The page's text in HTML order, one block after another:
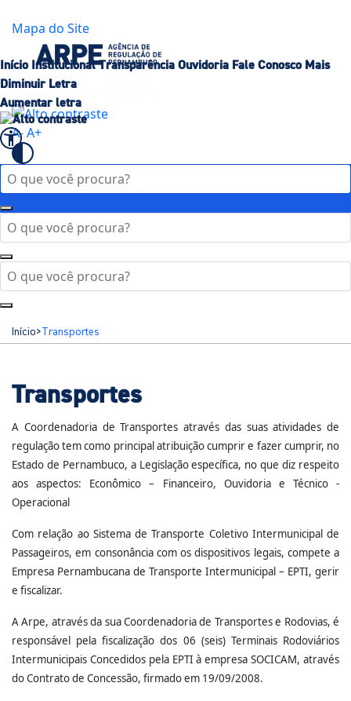
Mapa do Site
A-A+
Início InstitucionalTransparência Ouvidoria Fale Conosco Mais
Diminuir Letra
Aumentar letra
Início> Transportes
Transportes
A Coordenadoria de Transportes através das suas atividades de
regulação tem como principal atribuição cumprir e fazer cumprir, no
Estado de Pernambuco, a Legislação específica, no que diz respeito
aos aspectos: Econômico – Financeiro, Ouvidoria e Técnico -
Operacional
Com relação ao Sistema de Transporte Coletivo Intermunicipal de
Passageiros, em consonância com os dispositivos legais, compete a
Empresa Pernambucana de Transporte Intermunicipal – EPTI, gerir
e fiscalizar.
A Arpe, através da sua Coordenadoria de Transportes e Rodovias, é
responsável pela fiscalização dos 06 (seis) Terminais Rodoviários
Intermunicipais Concedidos pela EPTI à empresa SOCICAM, através
do Contrato de Concessão, firmado em 19/09/2008.